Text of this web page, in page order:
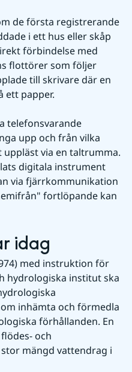
de första registrerande
i ett hus eller skåp
förbindelse med
flottörer som följer
till skrivare där en
ett papper.
telefonsvarande
upp och från vilka
via en taltrumma.
digitala instrument
via fjärrkommunikation
fortlöpande kan
idag
med instruktion för
hydrologiska institut ska
inhämta och förmedla
förhållanden. En
och
mängd vattendrag i